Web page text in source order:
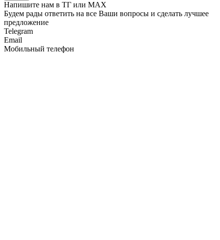
Напишите нам в ТГ или MAX
Будем рады ответить на все Ваши вопросы и сделать лучшее
предложение
Telegram
Email
Мобильный телефон